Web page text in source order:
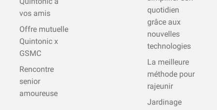
vos amis
Offre mutuelle
Quintonic x
GSMC
Rencontre
senior
amoureuse
quotidien
grâce aux
nouvelles
technologies
La meilleure
méthode pour
rajeunir
Jardinage